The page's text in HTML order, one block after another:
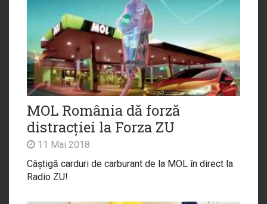
MOL România dă forză
distracției la Forza ZU
11 Mai 2018
Câștigă carduri de carburant de la MOL în direct la
Radio ZU!